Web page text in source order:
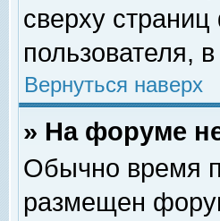
сверху
пользователя,
Вернуться наверх
» На форуме
Обычно время
размещен